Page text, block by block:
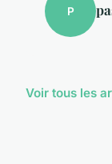
P
Voir tous les